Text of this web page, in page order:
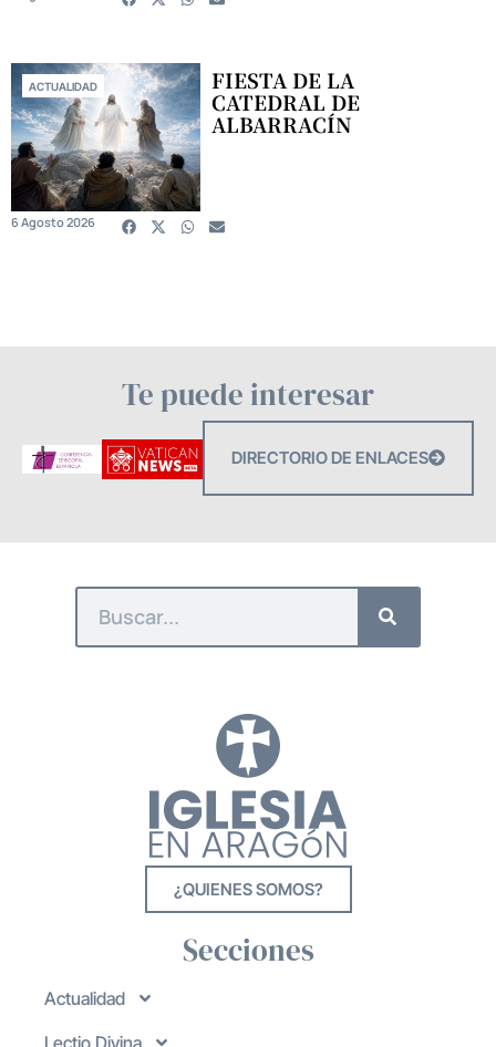
ACTUALIDAD FIESTA DE LA
CATEDRAL DE
ALBARRACÍN
6 Agosto 2026
Te puede interesar
DIRECTORIO DE ENLACES
¿QUIENES SOMOS?
Secciones
Actualidad
Lectio Divina